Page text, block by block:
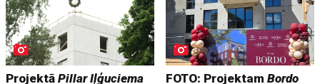
ProjektāPillar Iļģuciema
FOTO: ProjektamBordo